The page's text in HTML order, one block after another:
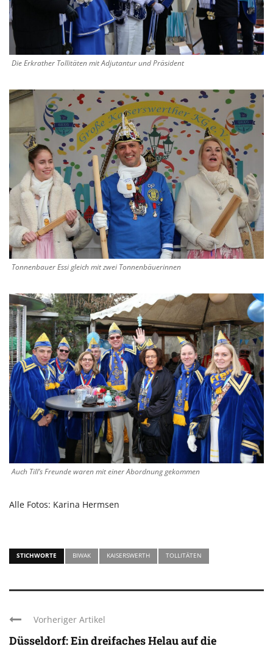
Die Erkrather Tollitäten mit Adjutantur und Präsident
Tonnenbauer Essi gleich mit zwei Tonnenbäuerinnen
Auch Till’s Freunde waren mit einer Abordnung gekommen
Alle Fotos: Karina Hermsen
STICHWORTE BIWAK KAISERSWERTH TOLLITÄTEN
Vorheriger Artikel
Düsseldorf: Ein dreifaches Helau auf die